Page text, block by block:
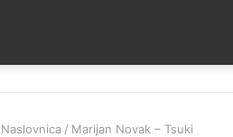
Naslovnica / Marijan Novak – Tsuki